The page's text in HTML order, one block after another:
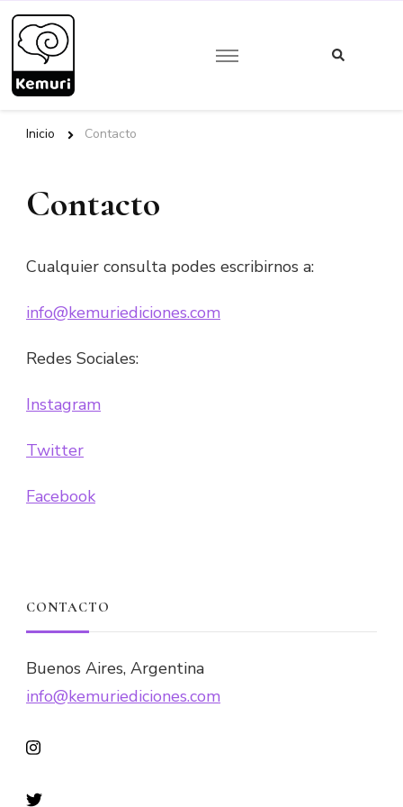
Inicio Contacto
Contacto
Cualquier consulta podes escribirnos a:
info@kemuriediciones.com
Redes Sociales:
Instagram
Twitter
Facebook
CONTACTO
Buenos Aires, Argentina
info@kemuriediciones.com